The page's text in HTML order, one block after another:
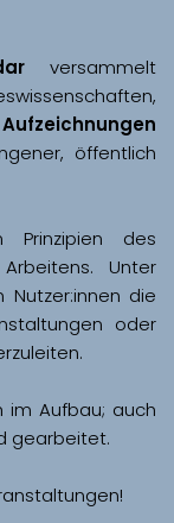
versammelt
Aufzeichnungen
öffentlich
des
Unter
Nutzer:innen die
oder
Aufbau; auch